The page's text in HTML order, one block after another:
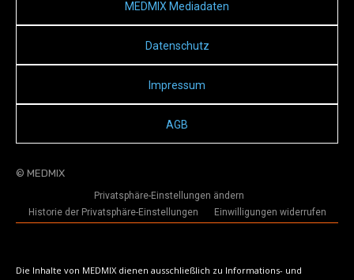
MEDMIX Mediadaten
Datenschutz
Impressum
AGB
© MEDMIX
Privatsphäre-Einstellungen ändern
Historie der Privatsphäre-Einstellungen
Einwilligungen widerrufen
Die Inhalte von MEDMIX dienen ausschließlich zu Informations- und